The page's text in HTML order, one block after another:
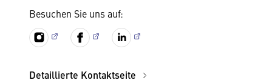
Besuchen Sie uns auf:
Detaillierte Kontaktseite